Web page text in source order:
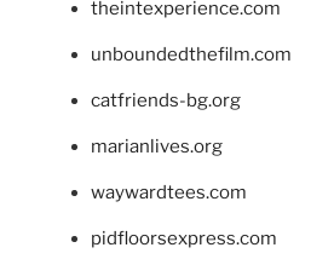
theintexperience.com
unboundedthefilm.com
catfriends-bg.org
marianlives.org
waywardtees.com
pidfloorsexpress.com